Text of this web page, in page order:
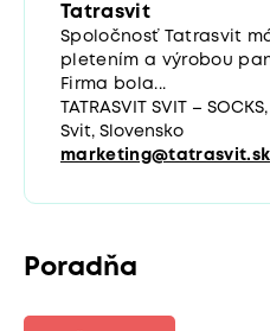
Tatrasvit
Spoločnosť Tatrasvit
pletením a výrobou
Firma bola...
TATRASVIT SVIT –
Svit, Slovensko
marketing@tatrasvit.sk
Poradňa